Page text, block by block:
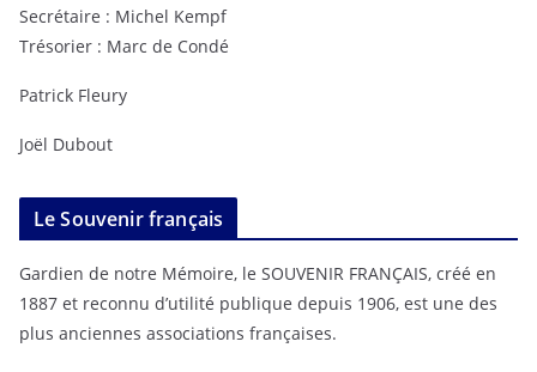
Secrétaire : Michel Kempf
Trésorier : Marc de Condé
Patrick Fleury
Joël Dubout
Le Souvenir français
Gardien de notre Mémoire, le SOUVENIR FRANÇAIS, créé en
1887 et reconnu d’utilité publique depuis 1906, est une des
plus anciennes associations françaises.